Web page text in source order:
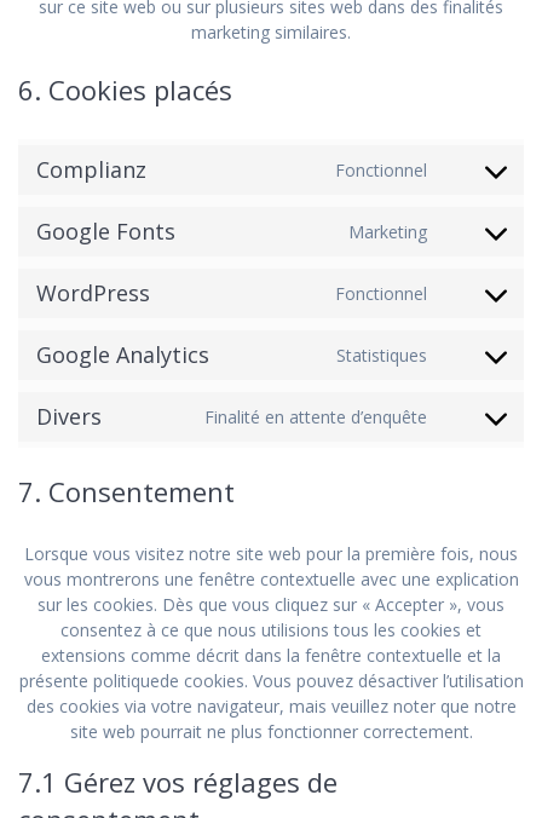
sur ce site web ou sur plusieurs sites web dans des finalités
marketing similaires.
6. Cookies placés
Complianz Fonctionnel
Consent
service
Google Fonts Marketing
Consent
service
WordPress Fonctionnel
Consent
service
Google Analytics Statistiques
Consent
service
Divers Finalité en attente d’enquête
Consent
7. Consentement
Lorsque vous visitez notre site web pour la première fois, nous
vous montrerons une fenêtre contextuelle avec une explication
sur les cookies. Dès que vous cliquez sur « Accepter », vous
consentez à ce que nous utilisions tous les cookies et
extensions comme décrit dans la fenêtre contextuelle et la
présente politiquede cookies. Vous pouvez désactiver l’utilisation
des cookies via votre navigateur, mais veuillez noter que notre
site web pourrait ne plus fonctionner correctement.
7.1 Gérez vos réglages de